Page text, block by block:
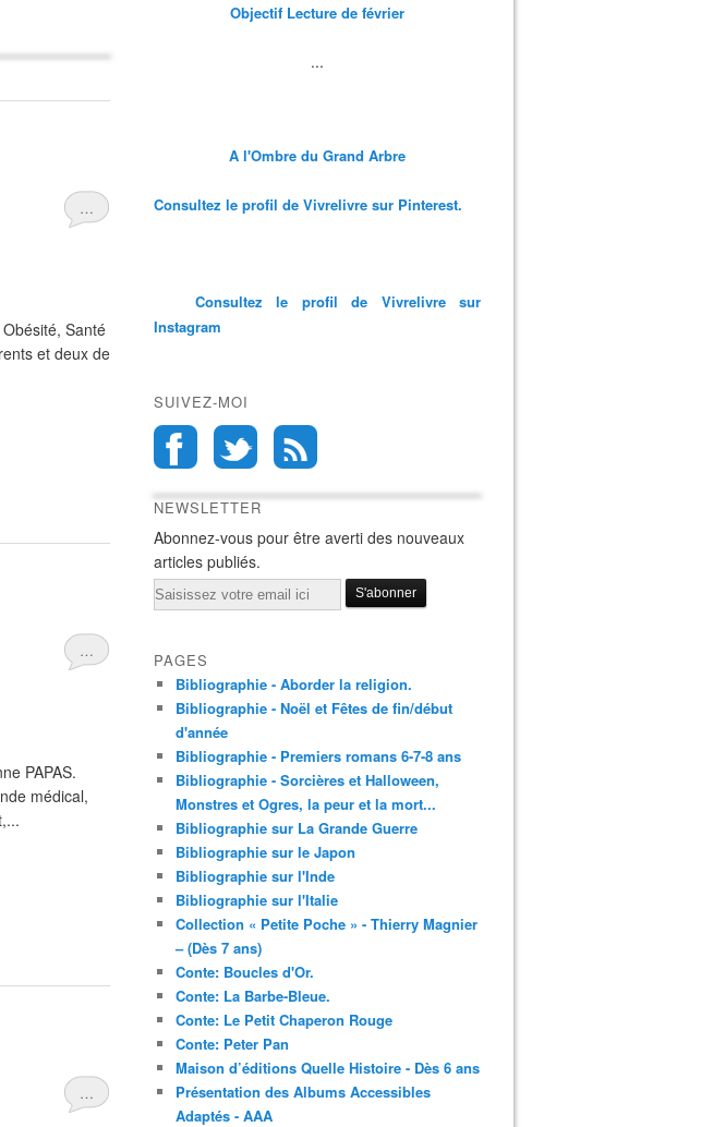
…
Santé
et deux de
…
PAPAS.
médical,
…
Objectif Lecture de février
...
A l'Ombre du Grand Arbre
Consultez le profil de Vivrelivre sur Pinterest.
Consultez le profil de Vivrelivre sur
Instagram
SUIVEZ-MOI
NEWSLETTER
Abonnez-vous pour être averti des nouveaux
articles publiés.
Email
PAGES
Bibliographie - Aborder la religion.
Bibliographie - Noël et Fêtes de fin/début
d'année
Bibliographie - Premiers romans 6-7-8 ans
Bibliographie - Sorcières et Halloween,
Monstres et Ogres, la peur et la mort...
Bibliographie sur La Grande Guerre
Bibliographie sur le Japon
Bibliographie sur l'Inde
Bibliographie sur l'Italie
Collection « Petite Poche » - Thierry Magnier
– (Dès 7 ans)
Conte: Boucles d'Or.
Conte: La Barbe-Bleue.
Conte: Le Petit Chaperon Rouge
Conte: Peter Pan
Maison d’éditions Quelle Histoire - Dès 6 ans
Présentation des Albums Accessibles
Adaptés - AAA